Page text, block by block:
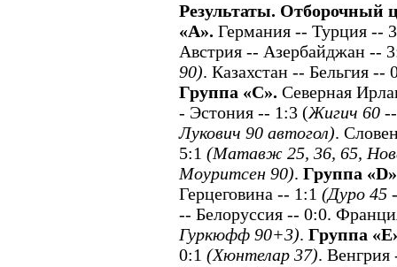
Результаты. Отборочный
«А». Германия -- Турция --
Австрия -- Азербайджан --
90). Казахстан -- Бельгия --
Группа «С». Северная
- Эстония -- 1:3 (Жигич 60
Лукович 90 автогол).
5:1 (Матавж 25, 36, 65,
Моуритсен 90). Группа
Герцеговина -- 1:1 (Дуро 45
-- Белоруссия -- 0:0.
Гуркюфф 90+3). Группа
0:1 (Хюнтелар 37).